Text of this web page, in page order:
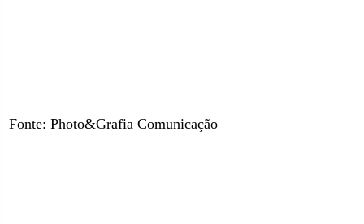
Fonte: Photo&Grafia Comunicação